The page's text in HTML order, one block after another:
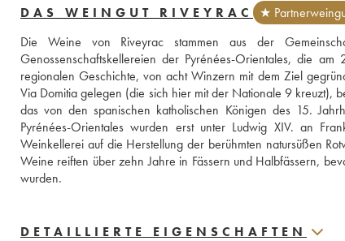
DAS WEINGUT RIVEYRAC
★
Die Weine von Riveyrac stammen aus der
Genossenschaftskellereien der Pyrénées-Orientales, die
regionalen Geschichte, von acht Winzern mit dem Ziel
Via Domitia gelegen (die sich hier mit der Nationale 9 kreuzt),
das von den spanischen katholischen Königen des 15.
Pyrénées-Orientales wurden erst unter Ludwig XIV. an
Weinkellerei auf die Herstellung der berühmten natursüßen
Weine reiften über zehn Jahre in Fässern und Halbfässern,
wurden.
DETAILLIERTE EIGENSCHAFTEN